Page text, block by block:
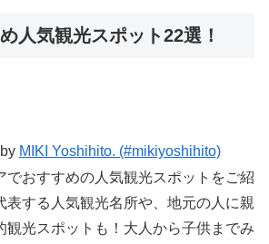
人気観光スポット22選！
MIKI Yoshihito. (#mikiyoshihito)
でおすすめの人気観光スポットをご紹
表する人気観光名所や、地元の人に親
観光スポットも！大人から子供までみ